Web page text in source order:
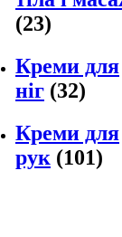
(23)
Креми для
ніг (32)
Креми для
рук (101)